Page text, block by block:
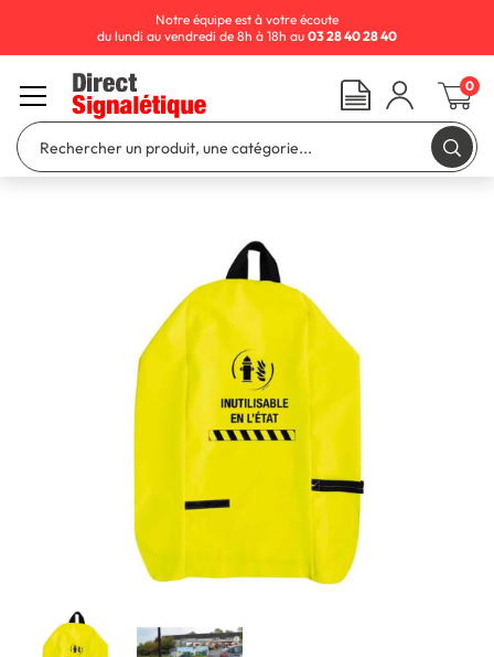
Notre équipe est à votre écoute
du lundi au vendredi de 8h à 18h au 03 28 40 28 40
0